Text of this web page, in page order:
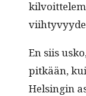
En siis
pitkään,
Helsin­gin